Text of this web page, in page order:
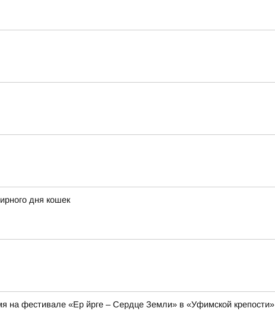
дня кошек
фестивале «Ер йрге – Сердце Земли» в «Уфимской крепости»